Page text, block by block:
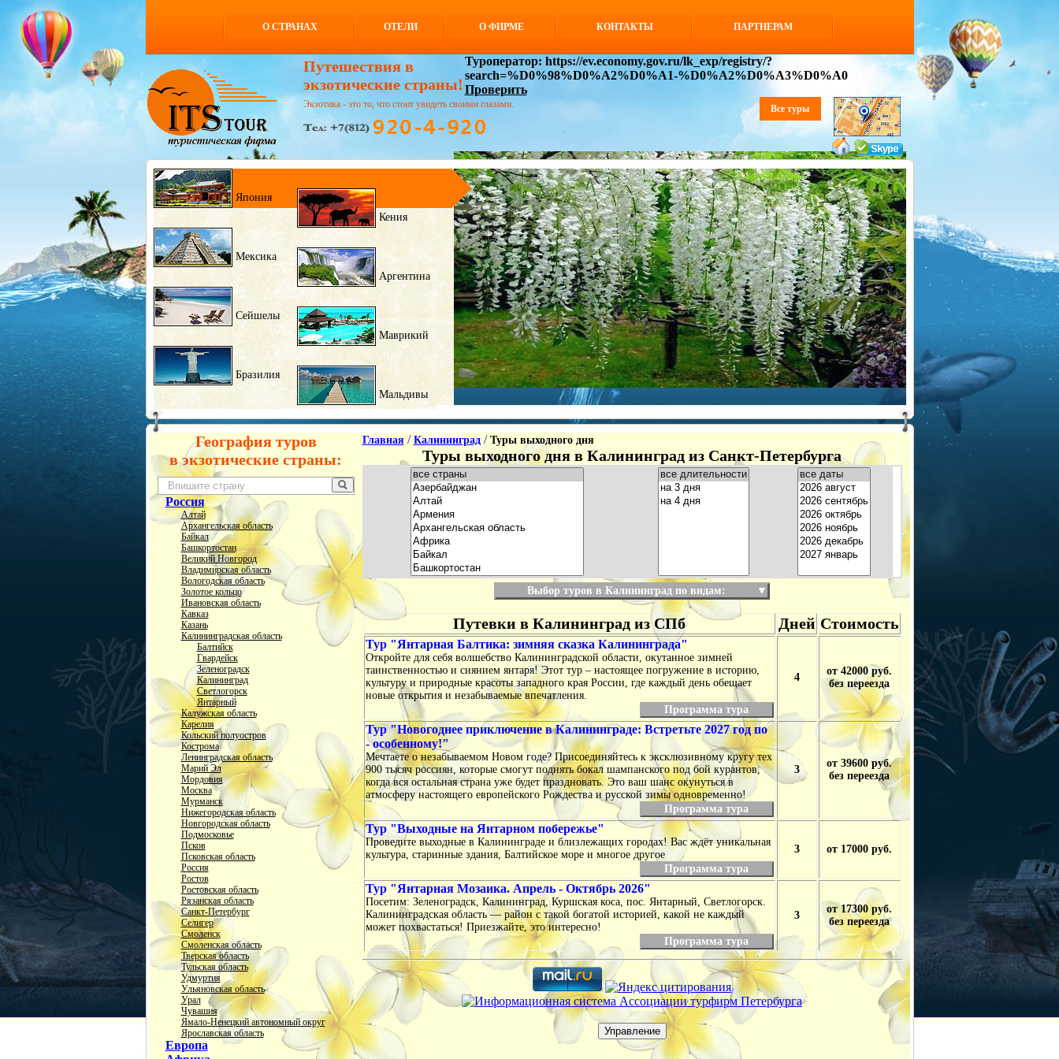
О СТРАНАХ ОТЕЛИ О ФИРМЕ КОНТАКТЫ ПАРТНЕРАМ
Путешествия в
экзотические страны!
Туроператор: https://ev.economy.gov.ru/lk_exp/registry/?
search=%D0%98%D0%A2%D0%A1-%D0%A2%D0%A3%D0%A0
Проверить
Экзотика - это то, что стоит увидеть своими глазами. Все туры
Япония
Кения
Мексика
Аргентина
Сейшелы
Маврикий
Бразилия
Мальдивы
География туров
в экзотические страны:
Россия
Алтай
Архангельская область
Байкал
Башкортостан
Великий Новгород
Владимирская область
Вологодская область
Золотое кольцо
Ивановская область
Кавказ
Казань
Калининградская область
Балтийск
Гвардейск
Зеленоградск
Калининград
Светлогорск
Янтарный
Калужская область
Карелия
Кольский полуостров
Кострома
Ленинградская область
Марий Эл
Мордовия
Москва
Мурманск
Нижегородская область
Новгородская область
Подмосковье
Псков
Псковская область
Россия
Ростов
Ростовская область
Рязанская область
Санкт-Петербург
Селигер
Смоленск
Смоленская область
Тверская область
Тульская область
Удмуртия
Ульяновская область
Урал
Чувашия
Ямало-Ненецкий автономный округ
Ярославская область
Европа
Главная/ Калининград/ Туры выходного дня
Туры выходного дня в Калининград из Санкт-Петербурга
Выбор туров в Калининград по видам: ▼
Путевки в Калининград из СПб Дней Стоимость
Тур "Янтарная Балтика: зимняя сказка Калининграда"
Откройте для себя волшебство Калининградской области, окутанное зимней
таинственностью и сиянием янтаря! Этот тур – настоящее погружение в историю,
культуру и природные красоты западного края России, где каждый день обещает
новые открытия и незабываемые впечатления.
Программа тура
4
от 42000 руб.
без переезда
Тур "Новогоднее приключение в Калининграде: Встретьте 2027 год по
- особенному!"
Мечтаете о незабываемом Новом годе? Присоединяйтесь к эксклюзивному кругу тех
900 тысяч россиян, которые смогут поднять бокал шампанского под бой курантов,
когда вся остальная страна уже будет праздновать. Это ваш шанс окунуться в
атмосферу настоящего европейского Рождества и русской зимы одновременно!
Программа тура
3
от 39600 руб.
без переезда
Тур "Выходные на Янтарном побережье"
Проведите выходные в Калининграде и близлежащих городах! Вас ждёт уникальная
культура, старинные здания, Балтийское море и многое другое
Программа тура
3 от 17000 руб.
Тур "Янтарная Мозаика. Апрель - Октябрь 2026"
Посетим: Зеленоградск, Калининград, Куршская коса, пос. Янтарный, Светлогорск.
Калининградская область — район с такой богатой историей, какой не каждый
может похвастаться! Приезжайте, это интересно!
Программа тура
3
от 17300 руб.
без переезда